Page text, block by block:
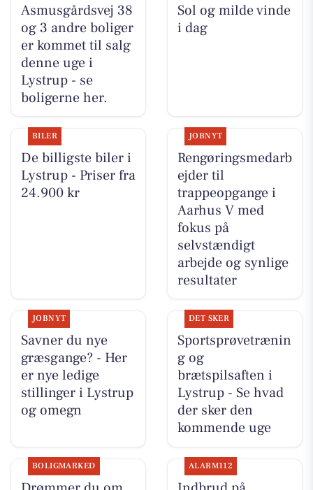
Asmusgårdsvej 38
og 3 andre boliger
er kommet til salg
denne uge i
Lystrup - se
boligerne her.
Sol og milde vinde
i dag
BILER
De billigste biler i
Lystrup - Priser fra
24.900 kr
JOBNYT
Rengøringsmedarb
ejder til
trappeopgange i
Aarhus V med
fokus på
selvstændigt
arbejde og synlige
resultater
JOBNYT
Savner du nye
græsgange? - Her
er nye ledige
stillinger i Lystrup
og omegn
DET SKER
Sportsprøvetrænin
g og
brætspilsaften i
Lystrup - Se hvad
der sker den
kommende uge
BOLIGMARKED ALARM112